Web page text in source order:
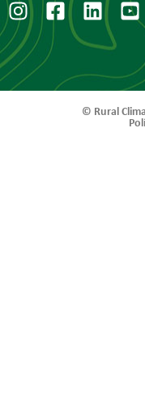
© Rural